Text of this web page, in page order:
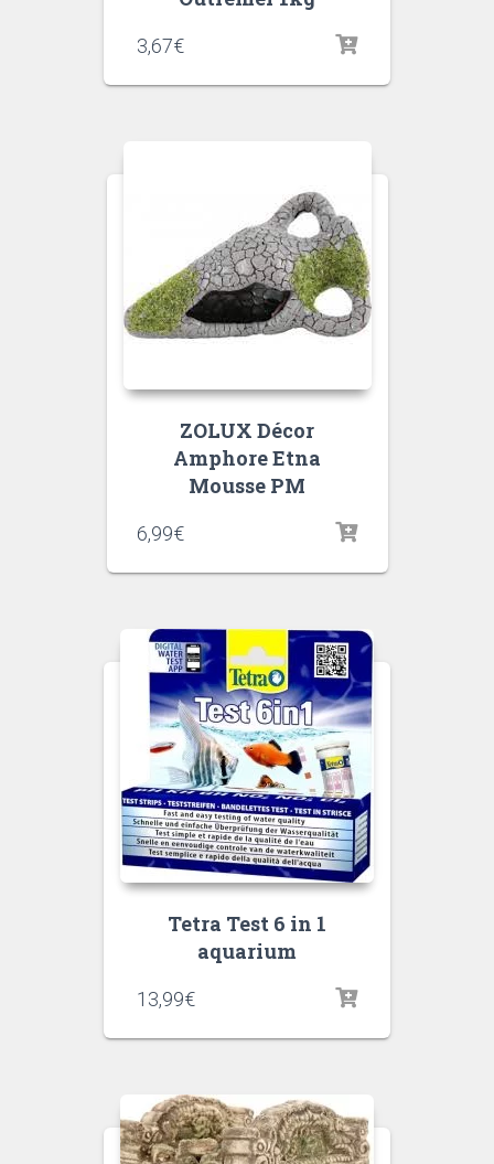
3,67€
ZOLUX Décor
Amphore Etna
Mousse PM
6,99€
Tetra Test 6 in 1
aquarium
13,99€